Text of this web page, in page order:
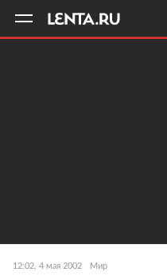
12:02, 4 мая 2002 Мир